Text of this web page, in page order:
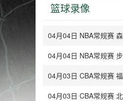
篮球录像
04月04日 NBA常规赛
04月04日 NBA常规赛
04月03日 CBA常规赛
04月03日 CBA常规赛